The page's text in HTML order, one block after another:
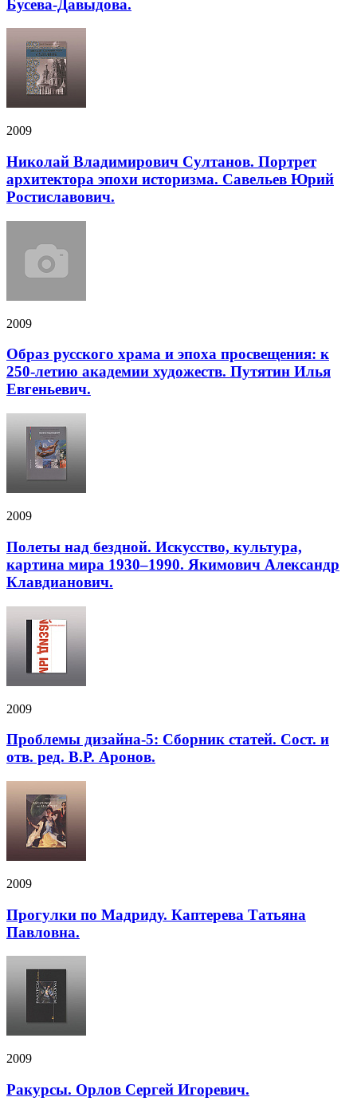
Бусева-Давыдова.
2009
Николай Владимирович Султанов. Портрет
архитектора эпохи историзма. Савельев Юрий
Ростиславович.
2009
Образ русского храма и эпоха просвещения: к
250-летию академии художеств. Путятин Илья
Евгеньевич.
2009
Полеты над бездной. Искусство, культура,
картина мира 1930–1990. Якимович Александр
Клавдианович.
2009
Проблемы дизайна-5: Сборник статей. Сост. и
отв. ред. В.Р. Аронов.
2009
Прогулки по Мадриду. Каптерева Татьяна
Павловна.
2009
Ракурсы. Орлов Сергей Игоревич.